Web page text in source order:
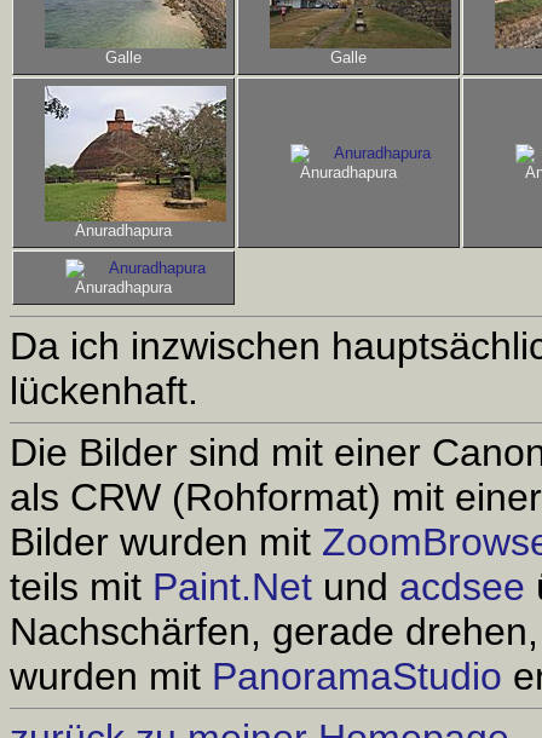
Galle Galle
Anuradhapura
Anuradhapura
Anuradhapura
Da ich inzwischen
lückenhaft.
Die Bilder sind mit einer
als CRW (Rohformat) mit
Bilder wurden mit
teils mit Paint.Net und acdsee
Nachschärfen, gerade
wurden mit PanoramaStudio